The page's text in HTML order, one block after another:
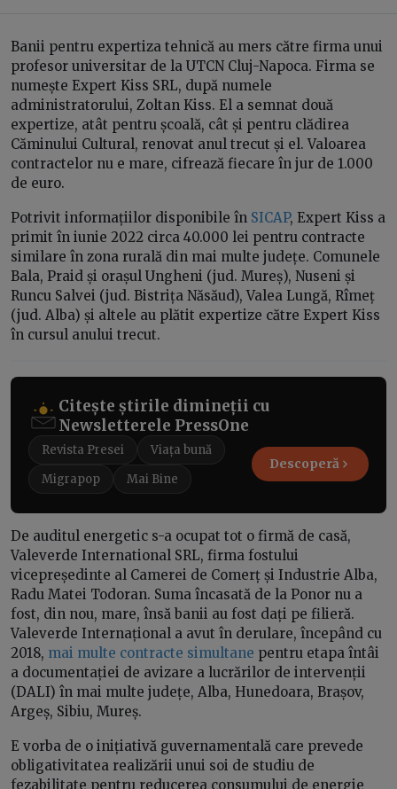
Banii pentru expertiza tehnică au mers către firma unui
profesor universitar de la UTCN Cluj-Napoca. Firma se
numește Expert Kiss SRL, după numele
administratorului, Zoltan Kiss. El a semnat două
expertize, atât pentru școală, cât și pentru clădirea
Căminului Cultural, renovat anul trecut și el. Valoarea
contractelor nu e mare, cifrează fiecare în jur de 1.000
de euro.
Potrivit informațiilor disponibile în SICAP, Expert Kiss a
primit în iunie 2022 circa 40.000 lei pentru contracte
similare în zona rurală din mai multe județe. Comunele
Bala, Praid și orașul Ungheni (jud. Mureș), Nuseni și
Runcu Salvei (jud. Bistrița Năsăud), Valea Lungă, Rîmeț
(jud. Alba) și altele au plătit expertize către Expert Kiss
în cursul anului trecut.
Citește știrile dimineții cu
Newsletterele PressOne
Revista Presei
Viața bună
Migrapop
Mai Bine
Descoperă
De auditul energetic s-a ocupat tot o firmă de casă,
Valeverde International SRL, firma fostului
vicepreședinte al Camerei de Comerț și Industrie Alba,
Radu Matei Todoran. Suma încasată de la Ponor nu a
fost, din nou, mare, însă banii au fost dați pe filieră.
Valeverde Internațional a avut în derulare, începând cu
2018, mai multe contracte simultane pentru etapa întâi
a documentației de avizare a lucrărilor de intervenții
(DALI) în mai multe județe, Alba, Hunedoara, Brașov,
Argeș, Sibiu, Mureș.
E vorba de o inițiativă guvernamentală care prevede
obligativitatea realizării unui soi de studiu de
fezabilitate pentru reducerea consumului de energie